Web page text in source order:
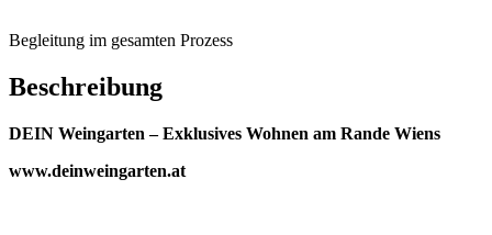
Begleitung im gesamten Prozess
Beschreibung
DEIN Weingarten – Exklusives Wohnen am Rande Wiens
www.deinweingarten.at